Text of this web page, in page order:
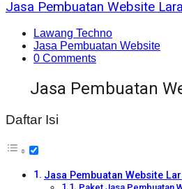
Jasa Pembuatan Website
Lawang Techno
Jasa Pembuatan Website
0 Comments
Jasa Pembuatan
Daftar Isi
Jasa Pembuatan Website